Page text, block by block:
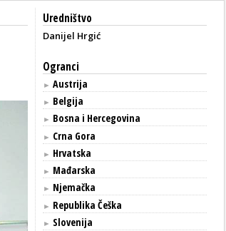
Uredništvo
Danijel Hrgić
Ogranci
► Austrija
► Belgija
► Bosna i Hercegovina
► Crna Gora
► Hrvatska
► Mađarska
► Njemačka
► Republika Češka
► Slovenija